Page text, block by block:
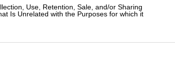
Use, Retention, Sale, and/or Sharing
Is Unrelated with the Purposes for which it
σε βάρος 36 ανηλίκων